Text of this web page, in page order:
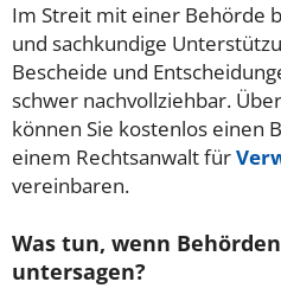
Im Streit mit einer Behörde
und sachkundige
Bescheide und
schwer nachvollziehbar.
können Sie kostenlos einen
einem Rechtsanwalt für
vereinbaren.
Was tun, wenn
untersagen?